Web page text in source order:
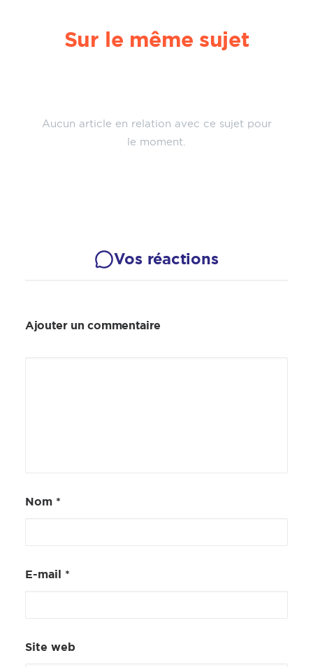
Sur le même sujet
Aucun article en relation avec ce sujet pour
le moment.
Vos réactions
Ajouter un commentaire
Nom *
E-mail *
Site web